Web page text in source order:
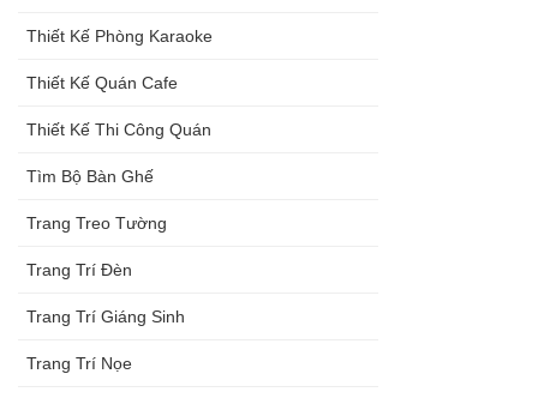
Thiết Kế Phòng Karaoke
Thiết Kế Quán Cafe
Thiết Kế Thi Công Quán
Tìm Bộ Bàn Ghế
Trang Treo Tường
Trang Trí Đèn
Trang Trí Giáng Sinh
Trang Trí Nọe